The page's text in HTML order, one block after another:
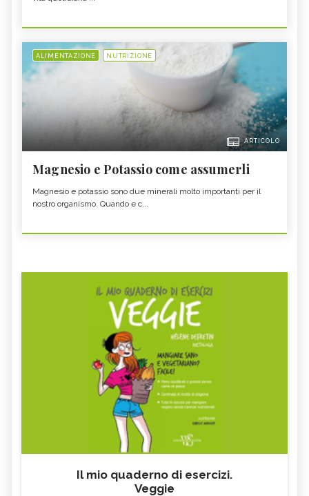
ALIMENTAZIONE NUTRIZIONE
ARTICOLO
Magnesio e Potassio come assumerli
Magnesio e potassio sono due minerali molto importanti per il
nostro organismo. Quando e c...
Il mio quaderno di esercizi.
Veggie